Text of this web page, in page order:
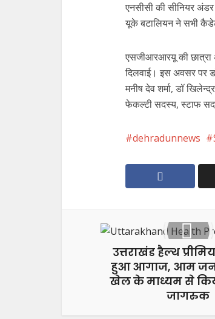
एनसीसी की सीनियर
यूके बटालियन ने सभी
एसजीआरआरयू की छात्रा
दिलवाई। इस अवसर पर
मनीष देव शर्मा, डॉ
फेकल्टी सदस्य, स्टाफ
dehradunnews
उत्तराखंड हैल्थ
हुआ आगाज, आम
खेल के माध्यम से
जागरुक